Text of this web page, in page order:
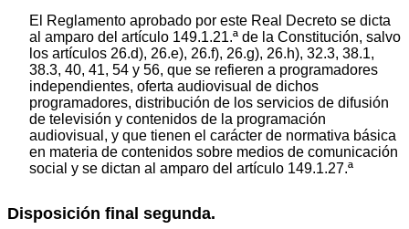
El Reglamento aprobado por este Real Decreto se dicta
al amparo del artículo 149.1.21.ª de la Constitución, salvo
los artículos 26.d), 26.e), 26.f), 26.g), 26.h), 32.3, 38.1,
38.3, 40, 41, 54 y 56, que se refieren a programadores
independientes, oferta audiovisual de dichos
programadores, distribución de los servicios de difusión
de televisión y contenidos de la programación
audiovisual, y que tienen el carácter de normativa básica
en materia de contenidos sobre medios de comunicación
social y se dictan al amparo del artículo 149.1.27.ª
Disposición final segunda.